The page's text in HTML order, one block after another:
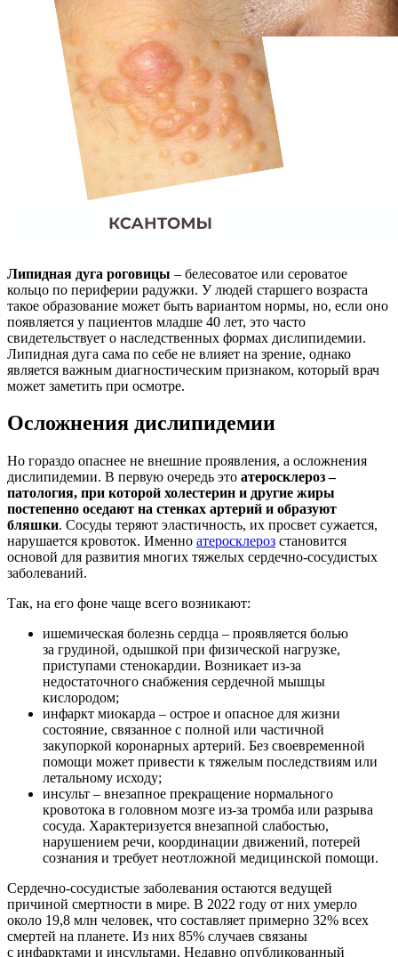
Липидная дуга роговицы – белесоватое или сероватое
кольцо по периферии радужки. У людей старшего возраста
такое образование может быть вариантом нормы, но, если оно
появляется у пациентов младше 40 лет, это часто
свидетельствует о наследственных формах дислипидемии.
Липидная дуга сама по себе не влияет на зрение, однако
является важным диагностическим признаком, который врач
может заметить при осмотре.
Осложнения дислипидемии
Но гораздо опаснее не внешние проявления, а осложнения
дислипидемии. В первую очередь это атеросклероз –
патология, при которой холестерин и другие жиры
постепенно оседают на стенках артерий и образуют
бляшки. Сосуды теряют эластичность, их просвет сужается,
нарушается кровоток. Именно атеросклероз становится
основой для развития многих тяжелых сердечно-сосудистых
заболеваний.
Так, на его фоне чаще всего возникают:
ишемическая болезнь сердца – проявляется болью
за грудиной, одышкой при физической нагрузке,
приступами стенокардии. Возникает из-за
недостаточного снабжения сердечной мышцы
кислородом;
инфаркт миокарда – острое и опасное для жизни
состояние, связанное с полной или частичной
закупоркой коронарных артерий. Без своевременной
помощи может привести к тяжелым последствиям или
летальному исходу;
инсульт – внезапное прекращение нормального
кровотока в головном мозге из-за тромба или разрыва
сосуда. Характеризуется внезапной слабостью,
нарушением речи, координации движений, потерей
сознания и требует неотложной медицинской помощи.
Сердечно‑сосудистые заболевания остаются ведущей
причиной смертности в мире. В 2022 году от них умерло
около 19,8 млн человек, что составляет примерно 32% всех
смертей на планете. Из них 85% случаев связаны
с инфарктами и инсультами. Недавно опубликованный